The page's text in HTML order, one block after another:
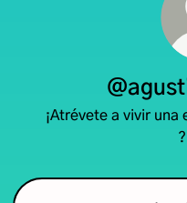
¡Atrévete a vivir una